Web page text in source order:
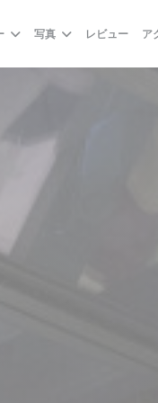
写真 レビュー ア